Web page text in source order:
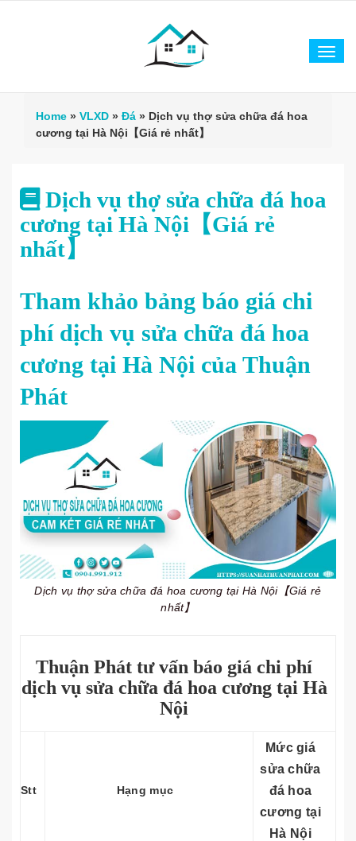
Home » VLXD » Đá » Dịch vụ thợ sửa chữa đá hoa
cương tại Hà Nội【Giá rẻ nhất】
Dịch vụ thợ sửa chữa đá hoa
cương tại Hà Nội【Giá rẻ
nhất】
Tham khảo bảng báo giá chi
phí dịch vụ sửa chữa đá hoa
cương tại Hà Nội của Thuận
Phát
Dịch vụ thợ sửa chữa đá hoa cương tại Hà Nội【Giá rẻ
nhất】
Thuận Phát tư vấn báo giá chi phí
dịch vụ sửa chữa đá hoa cương tại Hà
Nội
Stt Hạng mục
Mức giá
sửa chữa
đá hoa
cương tại
Hà Nội